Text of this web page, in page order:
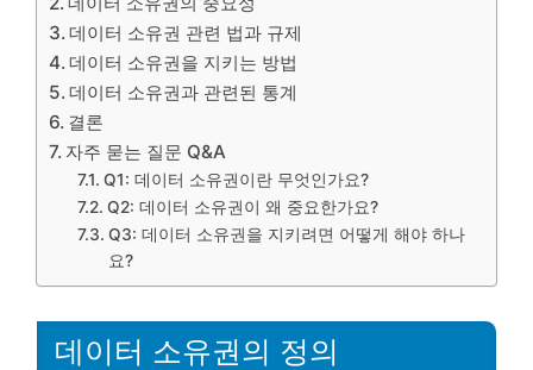
데이터 소유권 관련 법과 규제
데이터 소유권을 지키는 방법
데이터 소유권과 관련된 통계
결론
자주 묻는 질문 Q&A
Q1: 데이터 소유권이란 무엇인가요?
Q2: 데이터 소유권이 왜 중요한가요?
Q3: 데이터 소유권을 지키려면 어떻게 해야 하나
요?
데이터 소유권의 정의